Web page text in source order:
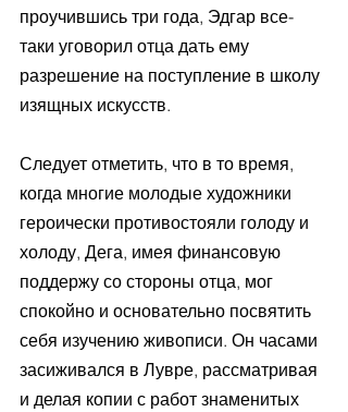
проучившись три года, Эдгар все-
таки уговорил отца дать ему
разрешение на поступление в школу
изящных искусств.
Следует отметить, что в то время,
когда многие молодые художники
героически противостояли голоду и
холоду, Дега, имея финансовую
поддержу со стороны отца, мог
спокойно и основательно посвятить
себя изучению живописи. Он часами
засиживался в Лувре, рассматривая
и делая копии с работ знаменитых